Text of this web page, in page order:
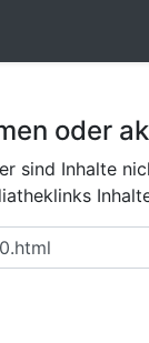
oder
sind Inhalte